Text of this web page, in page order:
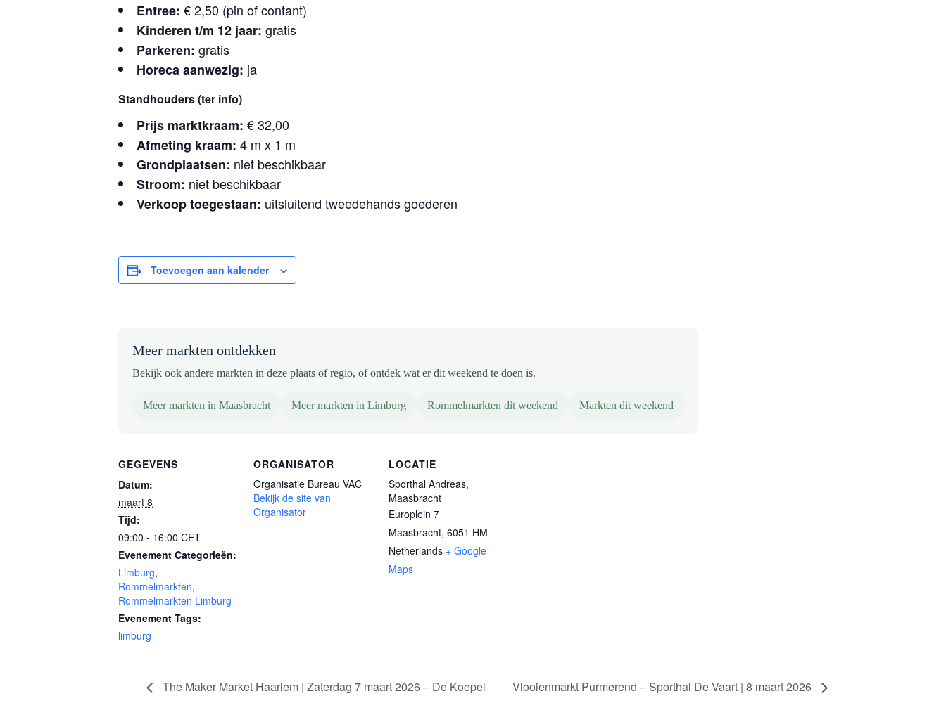
Entree: € 2,50 (pin of contant)
Kinderen t/m 12 jaar: gratis
Parkeren: gratis
Horeca aanwezig: ja
Standhouders (ter info)
Prijs marktkraam: € 32,00
Afmeting kraam: 4 m x 1 m
Grondplaatsen: niet beschikbaar
Stroom: niet beschikbaar
Verkoop toegestaan: uitsluitend tweedehands goederen
Toevoegen aan kalender
Meer markten ontdekken
Bekijk ook andere markten in deze plaats of regio, of ontdek wat er dit weekend te doen is.
Meer markten in Maasbracht Meer markten in Limburg Rommelmarkten dit weekend Markten dit weekend
GEGEVENS
Datum:
maart 8
Tijd:
09:00 - 16:00 CET
Evenement Categorieën:
Limburg,
Rommelmarkten,
Rommelmarkten Limburg
Evenement Tags:
limburg
ORGANISATOR
Organisatie Bureau VAC
Bekijk de site van
Organisator
LOCATIE
Sporthal Andreas,
Maasbracht
Europlein 7
Maasbracht, 6051 HM
Netherlands + Google
Maps
The Maker Market Haarlem | Zaterdag 7 maart 2026 – De Koepel Vlooienmarkt Purmerend – Sporthal De Vaart | 8 maart 2026